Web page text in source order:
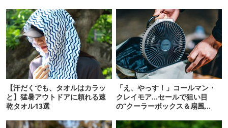
【汗だくでも、タオルはカラッ
と】猛暑アウトドアに頼れる速
乾タオル13選
「え、やっす！」コールマン・
クレイモア…セールで狙い目
の“クーラーボックス＆扇風